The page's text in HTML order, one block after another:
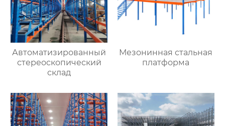
челноки,
высокоуровневые
полки для поддонов,
сквозные
Автоматизированный
стереоскопический
склад
Мезонинная стальная
платформа